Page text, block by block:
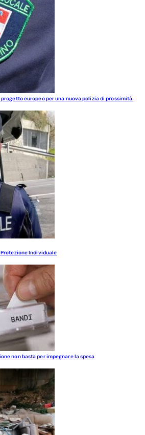
europeo per una nuova polizia di prossimità.
Individuale
non basta per impegnare la spesa